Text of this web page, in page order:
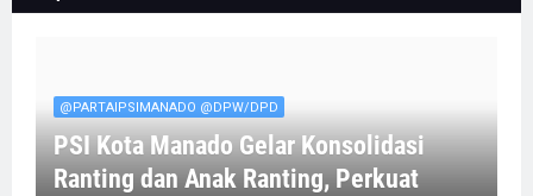
@PARTAIPSIMANADO @DPW/DPD
PSI Kota Manado Gelar Konsolidasi
Ranting dan Anak Ranting, Perkuat